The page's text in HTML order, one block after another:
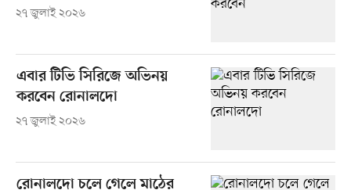
২৭ জুলাই ২০২৬
এবার টিভি সিরিজে অভিনয়
করবেন রোনালদো
২৭ জুলাই ২০২৬
রোনালদো চলে গেলে মাঠের